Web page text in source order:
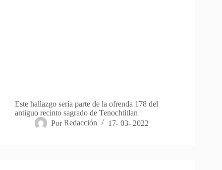
Este hallazgo sería parte de la ofrenda 178 del
antiguo recinto sagrado de Tenochtitlan
Por Redacción 17- 03- 2022